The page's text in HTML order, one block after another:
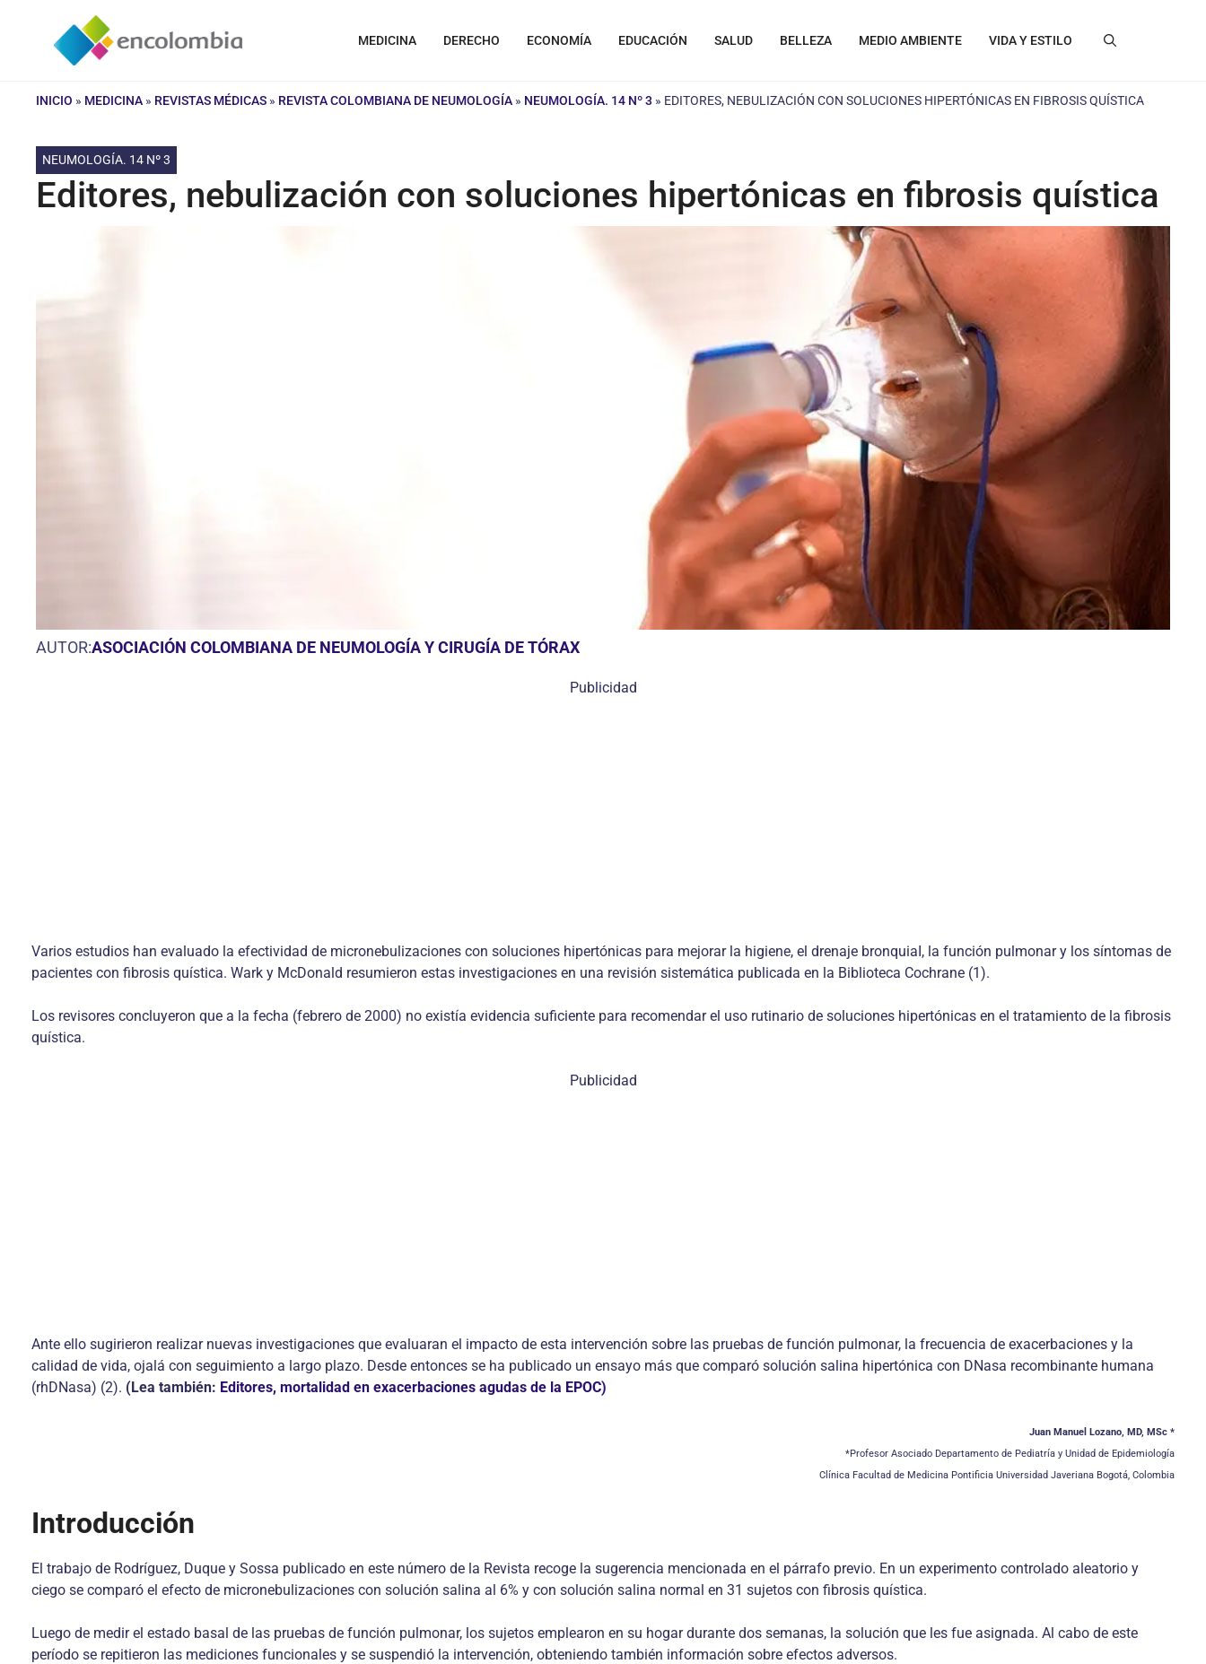
contenido
MEDICINA DERECHO ECONOMÍA EDUCACIÓN SALUD BELLEZA MEDIO AMBIENTE VIDA Y ESTILO
INICIO » MEDICINA » REVISTAS MÉDICAS » REVISTA COLOMBIANA DE NEUMOLOGÍA » NEUMOLOGÍA. 14 Nº 3 » EDITORES, NEBULIZACIÓN CON SOLUCIONES HIPERTÓNICAS EN FIBROSIS QUÍSTICA
NEUMOLOGÍA. 14 Nº 3
Editores, nebulización con soluciones hipertónicas en fibrosis quística
AUTOR:ASOCIACIÓN COLOMBIANA DE NEUMOLOGÍA Y CIRUGÍA DE TÓRAX
Publicidad
Varios estudios han evaluado la efectividad de micronebulizaciones con soluciones hipertónicas para mejorar la higiene, el drenaje bronquiaI, la función pulmonar y los síntomas de
pacientes con fibrosis quística. Wark y McDonald resumieron estas investigaciones en una revisión sistemática publicada en la Biblioteca Cochrane (1).
Los revisores concluyeron que a la fecha (febrero de 2000) no existía evidencia suficiente para recomendar el uso rutinario de soluciones hipertónicas en el tratamiento de la fibrosis
quística.
Publicidad
Ante ello sugirieron realizar nuevas investigaciones que evaluaran el impacto de esta intervención sobre las pruebas de función pulmonar, la frecuencia de exacerbaciones y la
calidad de vida, ojalá con seguimiento a largo plazo. Desde entonces se ha publicado un ensayo más que comparó solución salina hipertónica con DNasa recombinante humana
(rhDNasa) (2). (Lea también: Editores, mortalidad en exacerbaciones agudas de la EPOC)
Juan Manuel Lozano, MD, MSc *
*Profesor Asociado Departamento de Pediatría y Unidad de Epidemiología
Clínica Facultad de Medicina Pontificia Universidad Javeriana Bogotá, Colombia
Introducción
El trabajo de Rodríguez, Duque y Sossa publicado en este número de la Revista recoge la sugerencia mencionada en el párrafo previo. En un experimento controlado aleatorio y
ciego se comparó el efecto de micronebulizaciones con solución salina al 6% y con solución salina normal en 31 sujetos con fibrosis quística.
Luego de medir el estado basal de las pruebas de función pulmonar, los sujetos emplearon en su hogar durante dos semanas, la solución que les fue asignada. Al cabo de este
período se repitieron las mediciones funcionales y se suspendió la intervención, obteniendo también información sobre efectos adversos.